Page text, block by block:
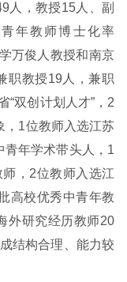
人，教授15人、副
年教师博士化率
万俊人教授和南京
职教授19人，兼职
“双创计划人才”，2
，1位教师入选江苏
青年学术带头人，1
，2位教师入选江
高校优秀中青年教
外研究经历教师20
结构合理、能力较